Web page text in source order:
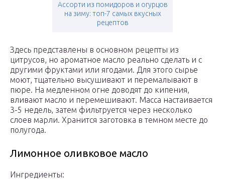
Ассорти из помидоров и огурцов
на зиму: топ-7 самых вкусных
рецептов
Здесь представлены в основном рецепты из
цитрусов, но ароматное масло реально сделать и с
другими фруктами или ягодами. Для этого сырье
моют, тщательно высушивают и перемалывают в
пюре. На медленном огне доводят до кипения,
вливают масло и перемешивают. Масса настаивается
3-5 недель, затем фильтруется через несколько
слоев марли. Хранится заготовка в темном месте до
полугода.
Лимонное оливковое масло
Ингредиенты: